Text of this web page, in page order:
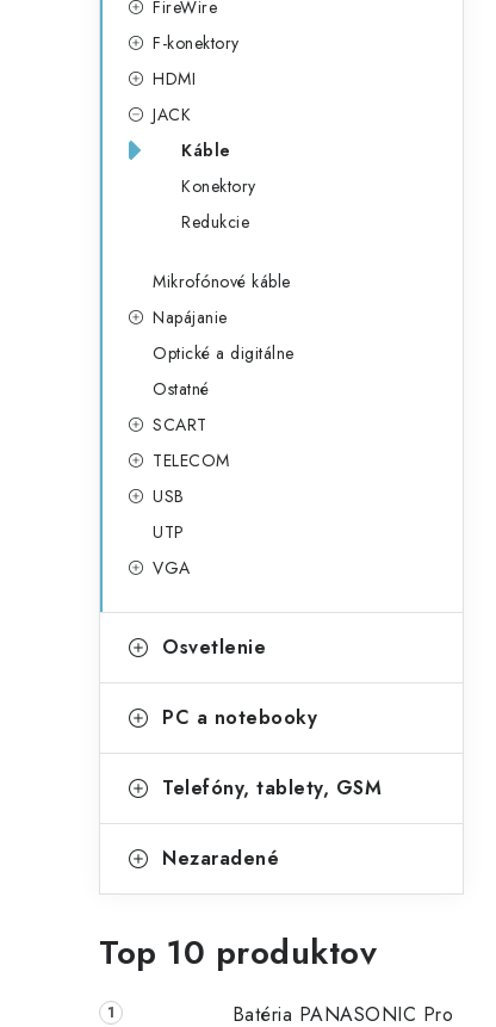
FireWire
F-konektory
HDMI
JACK
Káble
Konektory
Redukcie
Mikrofónové káble
Napájanie
Optické a digitálne
Ostatné
SCART
TELECOM
USB
UTP
VGA
Osvetlenie
PC a notebooky
Telefóny, tablety, GSM
Nezaradené
Top 10 produktov
Batéria PANASONIC Pro